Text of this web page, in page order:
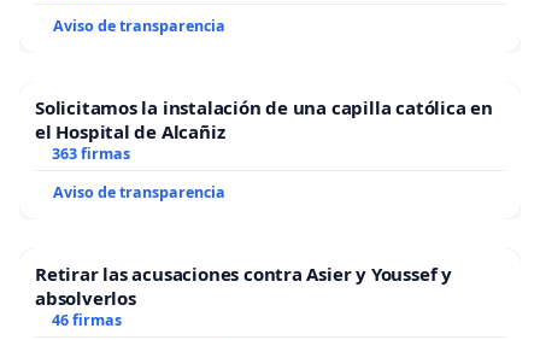
Aviso de transparencia
Solicitamos la instalación de una capilla católica en
el Hospital de Alcañiz
363 firmas
Aviso de transparencia
Retirar las acusaciones contra Asier y Youssef y
absolverlos
46 firmas